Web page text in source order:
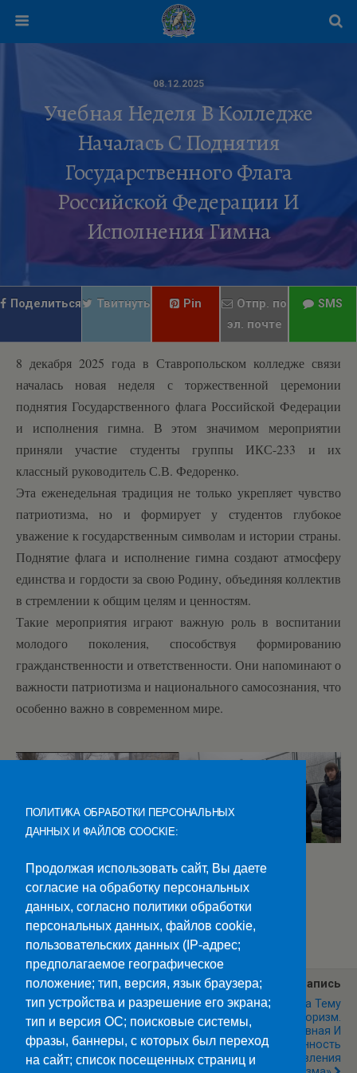
08.12.2025
Учебная Неделя В Колледже
Началась С Поднятия
Государственного Флага
Российской Федерации И
Исполнения Гимна
Поделиться Твитнуть Pin
Отпр. по
эл. почте
SMS
8 декабря 2025 года в Ставропольском колледже связи
началась новая неделя с торжественной церемонии
поднятия Государственного флага Российской Федерации
и исполнения гимна. В этом значимом мероприятии
приняли участие студенты группы ИКС-233 и их
классный руководитель С.В. Федоренко.
Эта еженедельная традиция не только укрепляет чувство
патриотизма, но и формирует у студентов глубокое
уважение к государственным символам и истории страны.
Поднятие флага и исполнение гимна создают атмосферу
единства и гордости за свою Родину, объединяя коллектив
в стремлении к общим целям и ценностям.
Такие мероприятия играют важную роль в воспитании
молодого поколения, способствуя формированию
гражданственности и ответственности. Они напоминают о
важности патриотизма и национального самосознания, что
особенно важно в современном мире.
Категории:
Предыдущая Запись
Твори Добро
Следующая Запись
Классный Час На Тему
«экстремизм И Терроризм.
Административная И
Уголовная Ответственность
За Проявления
ПОЛИТИКА ОБРАБОТКИ ПЕРСОНАЛЬНЫХ
ДАННЫХ И ФАЙЛОВ COOCKIE:
Продолжая использовать сайт, Вы даете
согласие на обработку персональных
данных, согласно политики обработки
персональных данных, файлов cookie,
пользовательских данных (IP-адрес;
предполагаемое географическое
положение; тип, версия, язык браузера;
тип устройства и разрешение его экрана;
тип и версия ОС; поисковые системы,
фразы, баннеры, с которых был переход
на сайт; список посещенных страниц и